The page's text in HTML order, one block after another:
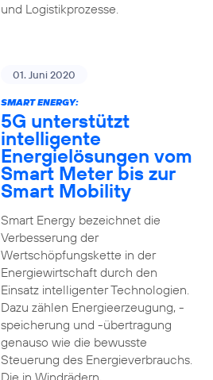
und Logistikprozesse.
01. Juni 2020
SMART ENERGY:
5G unterstützt
intelligente
Energielösungen vom
Smart Meter bis zur
Smart Mobility
Smart Energy bezeichnet die
Verbesserung der
Wertschöpfungskette in der
Energiewirtschaft durch den
Einsatz intelligenter Technologien.
Dazu zählen Energieerzeugung, -
speicherung und -übertragung
genauso wie die bewusste
Steuerung des Energieverbrauchs.
Die in Windrädern,